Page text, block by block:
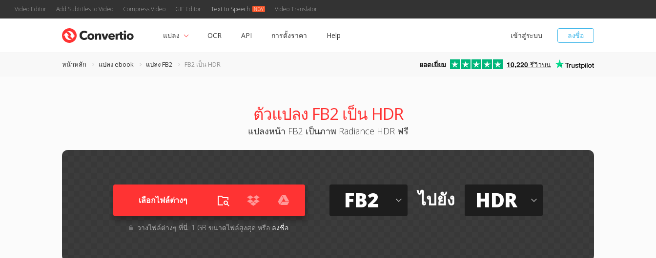
Video Editor Add Subtitles to Video Compress Video GIF Editor Text to Speech Video Translator
ลงชื่อ
เข้าสู่ระบบ
แปลง OCR API การตั้งราคา Help
หน้าหลัก แปลง ebook แปลง FB2 FB2 เป็น HDR ยอดเยี่ยม 10,220 รีวิวบน
ตัวแปลง FB2 เป็น HDR
แปลงหน้า FB2 เป็นภาพ Radiance HDR ฟรี
เลือกไฟล์ต่างๆ​
วางไฟล์ต่างๆ​ ที่นี่. 1 GB ขนาดไฟล์สูงสุด หรือ ลงชื่อ
FB2 ไปยัง HDR